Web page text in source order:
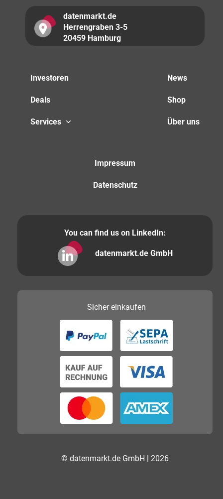
datenmarkt.de
Herrengraben 3-5
20459 Hamburg
Investoren
Deals
Services
News
Shop
Über uns
Impressum
Datenschutz
You can find us on LinkedIn:
datenmarkt.de GmbH
Sichereinkaufen
© datenmarkt.de GmbH | 2026